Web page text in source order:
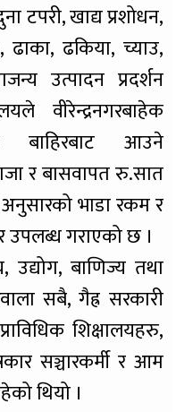
टपरी, खाद्य प्रशोधन,
ढाका, ढकिया, च्याउ,
उत्पादन प्रदर्शन
वीरेन्द्रनगरबाहेक
बाहिरबाट आउने
र बासवापत रु.सात
भाडा रकम र
गराएको छ ।
उद्योग, बाणिज्य तथा
सबै, गैह्र सरकारी
शिक्षालयहरु,
सञ्चारकर्मी र आम
थियो ।